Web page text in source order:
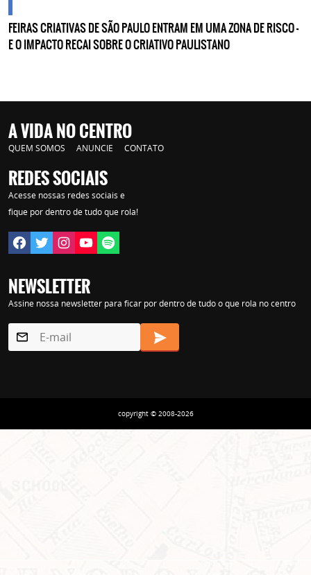
FEIRAS CRIATIVAS DE SÃO PAULO ENTRAM EM UMA ZONA DE RISCO —
E O IMPACTO RECAI SOBRE O CRIATIVO PAULISTANO
A VIDA NO CENTRO
QUEM SOMOS ANUNCIE CONTATO
REDES SOCIAIS
Acesse nossas redes sociais e
fique por dentro de tudo que rola!
NEWSLETTER
Assine nossa newsletter para ficar por dentro de tudo o que rola no centro
copyright © 2008-2026